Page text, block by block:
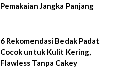
Pemakaian Jangka Panjang
6 Rekomendasi Bedak Padat
Cocok untuk Kulit Kering,
Flawless Tanpa Cakey